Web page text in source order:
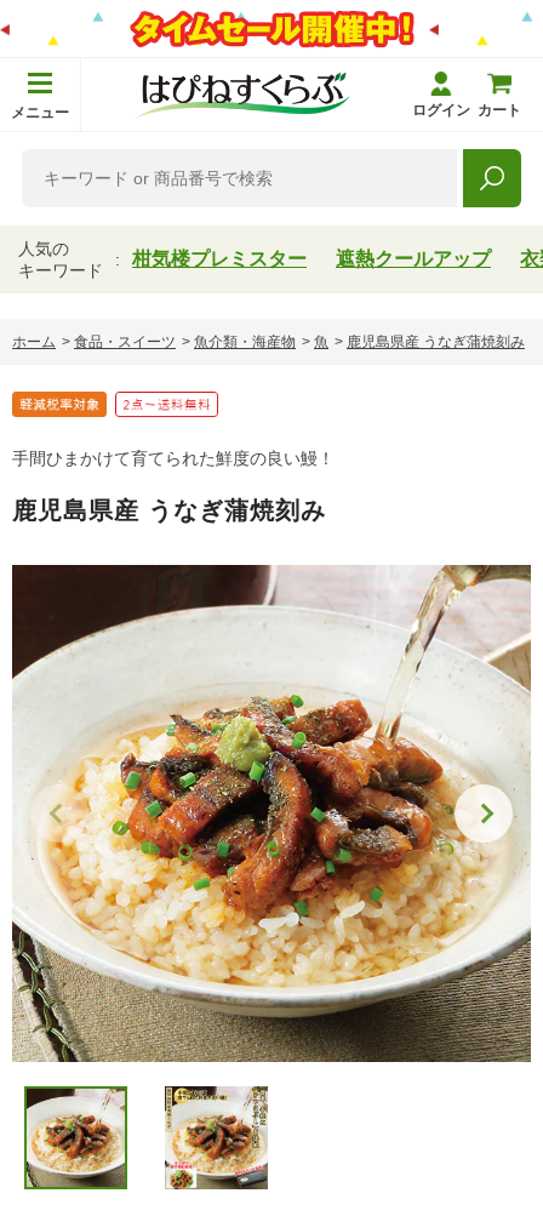
メニュー ログイン カート
人気の
キーワード
柑気楼プレミスター 遮熱クールアップ 衣
ホーム > 食品・スイーツ > 魚介類・海産物 > 魚 > 鹿児島県産 うなぎ蒲焼刻み
手間ひまかけて育てられた鮮度の良い鰻！
鹿児島県産 うなぎ蒲焼刻み